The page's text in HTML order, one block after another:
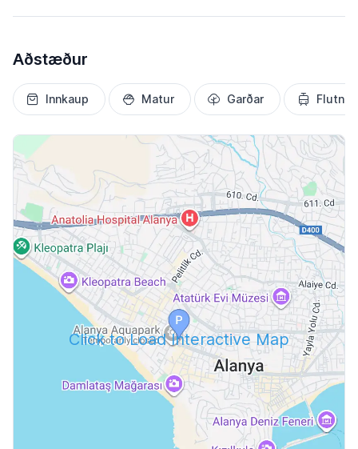
Aðstæður
Innkaup Matur Garðar
Click to Load Interactive Map